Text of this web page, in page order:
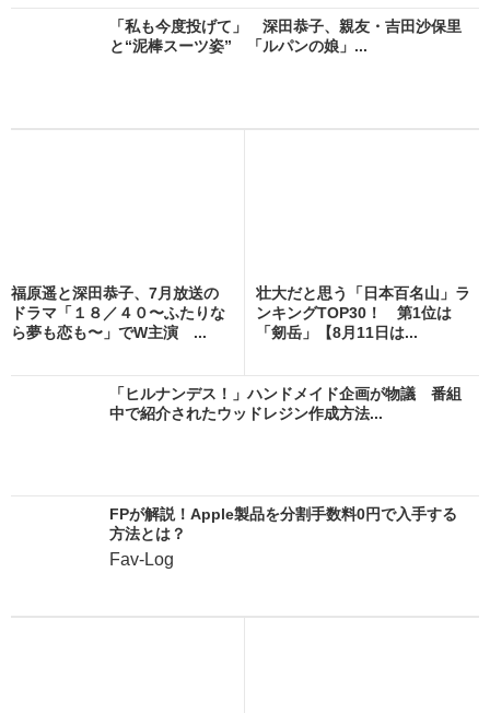
「私も今度投げて」 深田恭子、親友・吉田沙保里
と“泥棒スーツ姿” 「ルパンの娘」...
福原遥と深田恭子、7月放送の
ドラマ「１８／４０〜ふたりな
ら夢も恋も〜」でW主演 ...
壮大だと思う「日本百名山」ラ
ンキングTOP30！ 第1位は
「剱岳」【8月11日は...
「ヒルナンデス！」ハンドメイド企画が物議 番組
中で紹介されたウッドレジン作成方法...
FPが解説！Apple製品を分割手数料0円で入手する
方法とは？
Fav-Log